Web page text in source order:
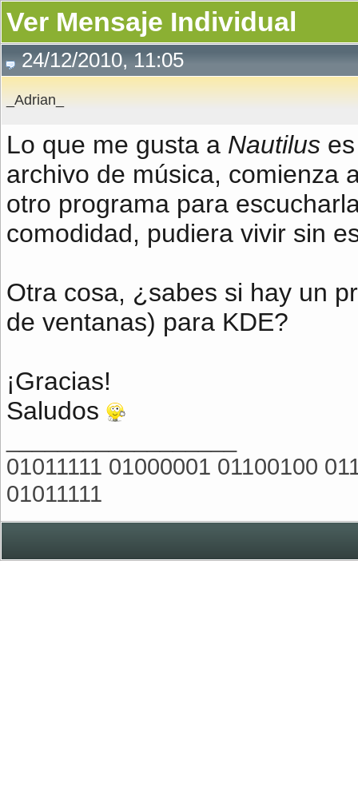
Ver Mensaje Individual
24/12/2010, 11:05
_Adrian_
Lo que me gusta a Nautilus
archivo de música, comienza
otro programa para
comodidad, pudiera vivir sin
Otra cosa, ¿sabes si hay un
de ventanas) para KDE?
¡Gracias!
Saludos
01011111 01000001 01100100
01011111